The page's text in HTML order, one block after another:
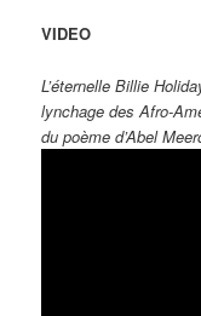
VIDEO
L’éternelle Billie
lynchage des Afro-
du poème d’Abel